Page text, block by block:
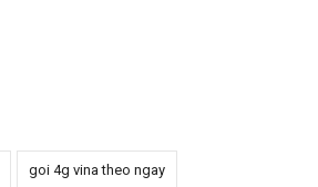
goi 4g vina theo ngay